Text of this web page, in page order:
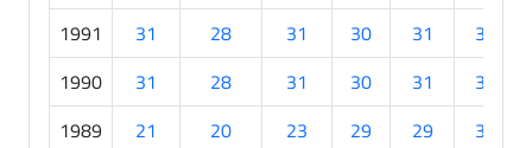
1991
31 28 31 30 31
30
1990
31 28 31 30 31
30
1989
21 20 23 29 29
30